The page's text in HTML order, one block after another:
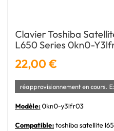
Clavier Toshiba
L650 Series 0kn0-
22,00 €
réapprovisionnement en cours.
Modèle:0kn0-y3lfr03
Compatible:toshiba satellite